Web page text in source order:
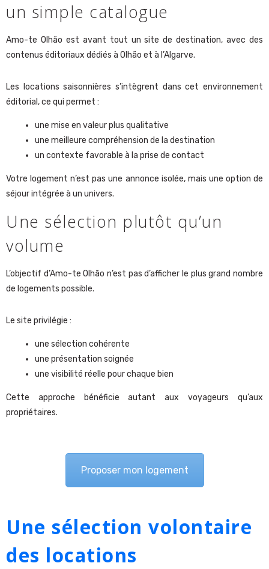
un simple catalogue
Amo-te Olhão est avant tout un site de destination, avec des
contenus éditoriaux dédiés à Olhão et à l’Algarve.
Les locations saisonnières s’intègrent dans cet environnement
éditorial, ce qui permet :
une mise en valeur plus qualitative
une meilleure compréhension de la destination
un contexte favorable à la prise de contact
Votre logement n’est pas une annonce isolée, mais une option de
séjour intégrée à un univers.
Une sélection plutôt qu’un
volume
L’objectif d’Amo-te Olhão n’est pas d’afficher le plus grand nombre
de logements possible.
Le site privilégie :
une sélection cohérente
une présentation soignée
une visibilité réelle pour chaque bien
Cette approche bénéficie autant aux voyageurs qu’aux
propriétaires.
Proposer mon logement
Une sélection volontaire
des locations